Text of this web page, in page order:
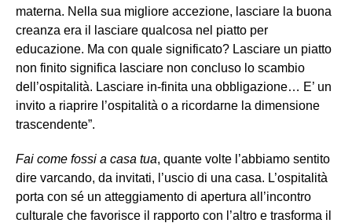
materna. Nella sua migliore accezione, lasciare la buona
creanza era il lasciare qualcosa nel piatto per
educazione. Ma con quale significato? Lasciare un piatto
non finito significa lasciare non concluso lo scambio
dell’ospitalità. Lasciare in-finita una obbligazione… E’ un
invito a riaprire l’ospitalità o a ricordarne la dimensione
trascendente”.
Fai come fossi a casa tua, quante volte l’abbiamo sentito
dire varcando, da invitati, l’uscio di una casa. L’ospitalità
porta con sé un atteggiamento di apertura all’incontro
culturale che favorisce il rapporto con l’altro e trasforma il